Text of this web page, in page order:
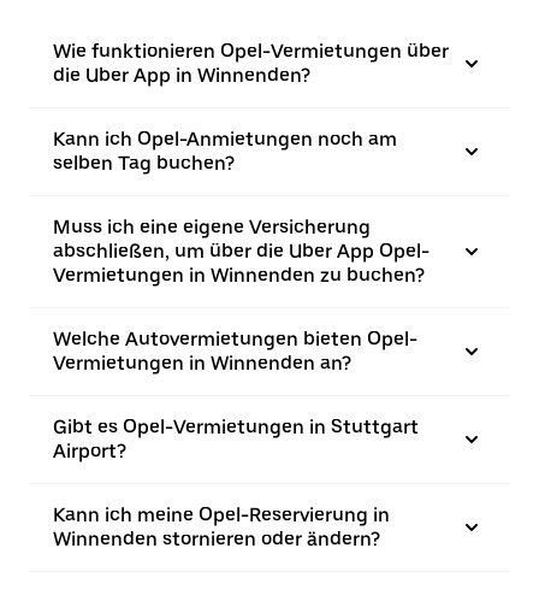
Wie funktionieren Opel-Vermietungen über
die Uber App in Winnenden?
Kann ich Opel-Anmietungen noch am
selben Tag buchen?
Muss ich eine eigene Versicherung
abschließen, um über die Uber App Opel-
Vermietungen in Winnenden zu buchen?
Welche Autovermietungen bieten Opel-
Vermietungen in Winnenden an?
Gibt es Opel-Vermietungen in Stuttgart
Airport?
Kann ich meine Opel-Reservierung in
Winnenden stornieren oder ändern?